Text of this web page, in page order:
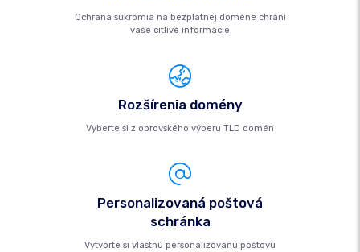
Ochrana súkromia na bezplatnej doméne chráni
vaše citlivé informácie
Rozšírenia domény
Vyberte si z obrovského výberu TLD domén
Personalizovaná poštová
schránka
Vytvorte si vlastnú personalizovanú poštovú